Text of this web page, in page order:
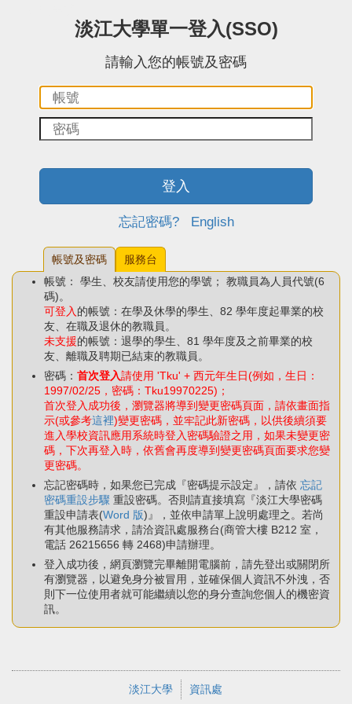
淡江大學單一登入(SSO)
請輸入您的帳號及密碼
碼：
登入
忘記密碼? English
帳號及密碼
服務台
帳號： 學生、校友請使用您的學號； 教職員為人員代號(6
碼)。
可登入 的帳號：在學及休學的學生、82 學年度起畢業的校
友、在職及退休的教職員。
未支援的帳號：退學的學生、81 學年度及之前畢業的校
友、離職及聘期已結束的教職員。
密碼： 首次登入請使用 'Tku' + 西元年生日(例如，生日：
1997/02/25，密碼：Tku19970225)；
首次登入成功後，瀏覽器將導到變更密碼頁面，請依畫面指
示(或參考這裡)變更密碼，並牢記此新密碼，以供後續須要
進入學校資訊應用系統時登入密碼驗證之用，如果未變更密
碼，下次再登入時，依舊會再度導到變更密碼頁面要求您變
更密碼。
忘記密碼時，如果您已完成『密碼提示設定』，請依 忘記
密碼重設步驟 重設密碼。否則請直接填寫『淡江大學密碼
重設申請表(Word 版)』，並依申請單上說明處理之。若尚
有其他服務請求，請洽資訊處服務台(商管大樓 B212 室，
電話 26215656 轉 2468)申請辦理。
登入成功後，網頁瀏覽完畢離開電腦前，請先登出或關閉所
有瀏覽器，以避免身分被冒用，並確保個人資訊不外洩，否
則下一位使用者就可能繼續以您的身分查詢您個人的機密資
訊。
淡江大學 資訊處